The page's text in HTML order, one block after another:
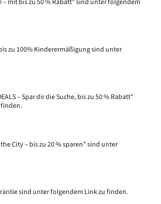
mit bis zu 50 % Rabatt" sind unter folgendem
zu 100% Kinderermäßigung sind unter
– Spar dir die Suche, bis zu 50 % Rabatt"
City – bis zu 20 % sparen" sind unter
sind unter folgendem Link zu finden.